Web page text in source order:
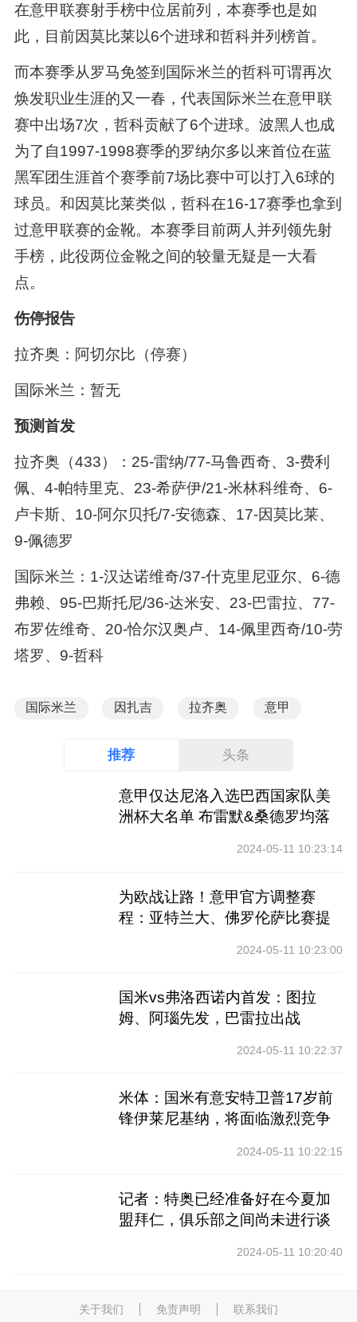
在意甲联赛射手榜中位居前列，本赛季也是如
此，目前因莫比莱以6个进球和哲科并列榜首。
而本赛季从罗马免签到国际米兰的哲科可谓再次
焕发职业生涯的又一春，代表国际米兰在意甲联
赛中出场7次，哲科贡献了6个进球。波黑人也成
为了自1997-1998赛季的罗纳尔多以来首位在蓝
黑军团生涯首个赛季前7场比赛中可以打入6球的
球员。和因莫比莱类似，哲科在16-17赛季也拿到
过意甲联赛的金靴。本赛季目前两人并列领先射
手榜，此役两位金靴之间的较量无疑是一大看
点。
伤停报告
拉齐奥：阿切尔比（停赛）
国际米兰：暂无
预测首发
拉齐奥（433）：25-雷纳/77-马鲁西奇、3-费利
佩、4-帕特里克、23-希萨伊/21-米林科维奇、6-
卢卡斯、10-阿尔贝托/7-安德森、17-因莫比莱、
9-佩德罗
国际米兰：1-汉达诺维奇/37-什克里尼亚尔、6-德
弗赖、95-巴斯托尼/36-达米安、23-巴雷拉、77-
布罗佐维奇、20-恰尔汉奥卢、14-佩里西奇/10-劳
塔罗、9-哲科
国际米兰 因扎吉 拉齐奥 意甲
推荐 头条
意甲仅达尼洛入选巴西国家队美
洲杯大名单 布雷默&桑德罗均落
2024-05-11 10:23:14
为欧战让路！意甲官方调整赛
程：亚特兰大、佛罗伦萨比赛提
2024-05-11 10:23:00
国米vs弗洛西诺内首发：图拉
姆、阿瑙先发，巴雷拉出战
2024-05-11 10:22:37
米体：国米有意安特卫普17岁前
锋伊莱尼基纳，将面临激烈竞争
2024-05-11 10:22:15
记者：特奥已经准备好在今夏加
盟拜仁，俱乐部之间尚未进行谈
2024-05-11 10:20:40
关于我们 免责声明 联系我们